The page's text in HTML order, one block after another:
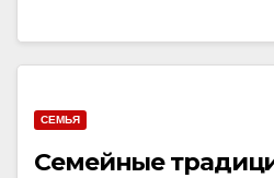
СЕМЬЯ
Семейные